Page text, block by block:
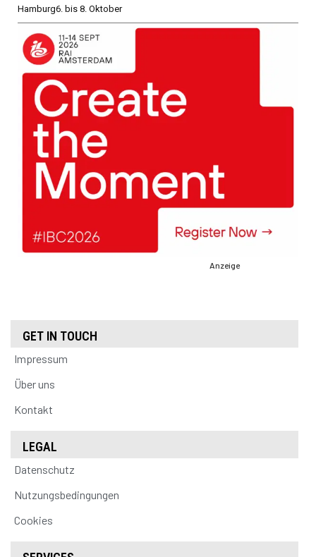
Hamburg6. bis 8. Oktober
Anzeige
GET IN TOUCH
Impressum
Über uns
Kontakt
LEGAL
Datenschutz
Nutzungsbedingungen
Cookies